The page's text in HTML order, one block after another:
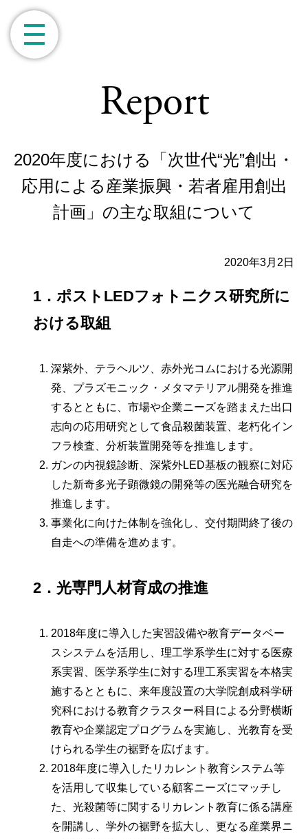
Report
2020年度における「次世代“光”創出・
応用による産業振興・若者雇用創出
計画」の主な取組について
2020年3月2日
1．ポストLEDフォトニクス研究所に
おける取組
深紫外、テラヘルツ、赤外光コムにおける光源開
発、プラズモニック・メタマテリアル開発を推進
するとともに、市場や企業ニーズを踏まえた出口
志向の応用研究として食品殺菌装置、老朽化イン
フラ検査、分析装置開発等を推進します。
ガンの内視鏡診断、深紫外LED基板の観察に対応
した新奇多光子顕微鏡の開発等の医光融合研究を
推進します。
事業化に向けた体制を強化し、交付期間終了後の
自走への準備を進めます。
2．光専門人材育成の推進
2018年度に導入した実習設備や教育データベー
スシステムを活用し、理工学系学生に対する医療
系実習、医学系学生に対する理工系実習を本格実
施するとともに、来年度設置の大学院創成科学研
究科における教育クラスター科目による分野横断
教育や企業認定プログラムを実施し、光教育を受
けられる学生の裾野を広げます。
2018年度に導入したリカレント教育システム等
を活用して収集している顧客ニーズにマッチし
た、光殺菌等に関するリカレント教育に係る講座
を開講し、学外の裾野を拡大し、更なる産業界ニ